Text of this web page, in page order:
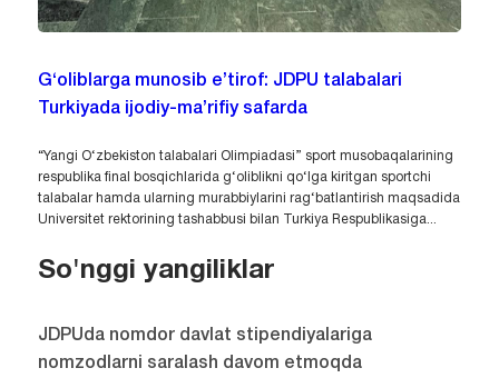
G‘oliblarga munosib e’tirof: JDPU talabalari
Turkiyada ijodiy-ma’rifiy safarda
“Yangi O‘zbekiston talabalari Olimpiadasi” sport musobaqalarining
respublika final bosqichlarida g‘oliblikni qo‘lga kiritgan sportchi
talabalar hamda ularning murabbiylarini rag‘batlantirish maqsadida
Universitet rektorining tashabbusi bilan Turkiya Respublikasiga...
So'nggi yangiliklar
JDPUda nomdor davlat stipendiyalariga
nomzodlarni saralash davom etmoqda